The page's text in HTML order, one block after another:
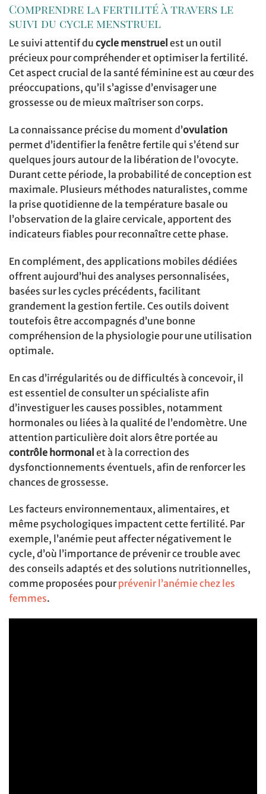
Comprendre la fertilité à travers le
suivi du cycle menstruel
Le suivi attentif du cycle menstruel est un outil
précieux pour compréhender et optimiser la fertilité.
Cet aspect crucial de la santé féminine est au cœur des
préoccupations, qu’il s’agisse d’envisager une
grossesse ou de mieux maîtriser son corps.
La connaissance précise du moment d’ovulation
permet d’identifier la fenêtre fertile qui s’étend sur
quelques jours autour de la libération de l’ovocyte.
Durant cette période, la probabilité de conception est
maximale. Plusieurs méthodes naturalistes, comme
la prise quotidienne de la température basale ou
l’observation de la glaire cervicale, apportent des
indicateurs fiables pour reconnaître cette phase.
En complément, des applications mobiles dédiées
offrent aujourd’hui des analyses personnalisées,
basées sur les cycles précédents, facilitant
grandement la gestion fertile. Ces outils doivent
toutefois être accompagnés d’une bonne
compréhension de la physiologie pour une utilisation
optimale.
En cas d’irrégularités ou de difficultés à concevoir, il
est essentiel de consulter un spécialiste afin
d’investiguer les causes possibles, notamment
hormonales ou liées à la qualité de l’endomètre. Une
attention particulière doit alors être portée au
contrôle hormonal et à la correction des
dysfonctionnements éventuels, afin de renforcer les
chances de grossesse.
Les facteurs environnementaux, alimentaires, et
même psychologiques impactent cette fertilité. Par
exemple, l’anémie peut affecter négativement le
cycle, d’où l’importance de prévenir ce trouble avec
des conseils adaptés et des solutions nutritionnelles,
comme proposées pourprévenir l’anémie chez les
femmes.